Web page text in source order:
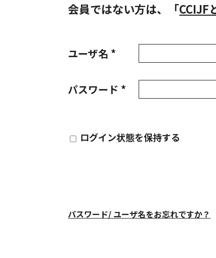
会員ではない方は、「CCIJF
ユーザ名 *
パスワード *
ログイン状態を保持する
パスワード/ ユーザ名をお忘れですか？